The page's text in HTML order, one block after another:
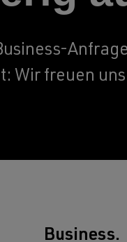
Wir freuen
Business.